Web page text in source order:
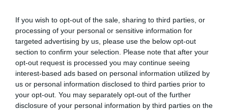
If you wish to opt-out of the sale, sharing to third parties, or
processing of your personal or sensitive information for
targeted advertising by us, please use the below opt-out
section to confirm your selection. Please note that after your
opt-out request is processed you may continue seeing
interest-based ads based on personal information utilized by
us or personal information disclosed to third parties prior to
your opt-out. You may separately opt-out of the further
disclosure of your personal information by third parties on the